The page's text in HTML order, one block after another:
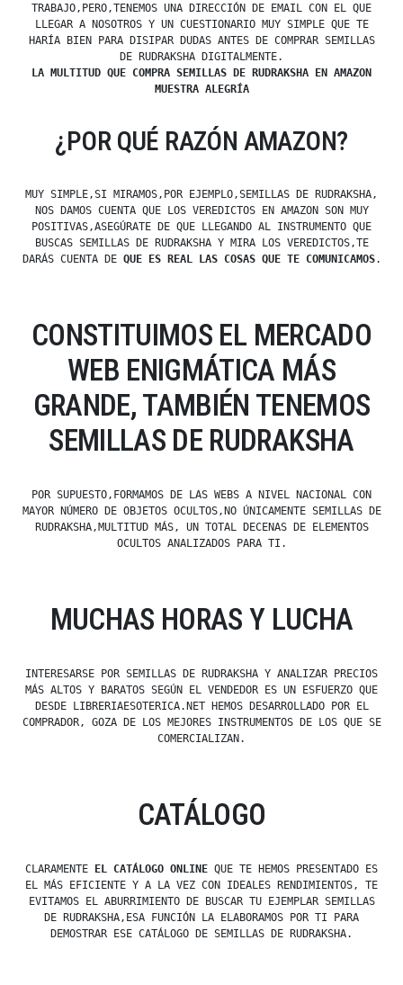
TRABAJO,PERO,TENEMOS UNA DIRECCIÓN DE EMAIL CON EL QUE
LLEGAR A NOSOTROS Y UN CUESTIONARIO MUY SIMPLE QUE TE
HARÍA BIEN PARA DISIPAR DUDAS ANTES DE COMPRAR SEMILLAS
DE RUDRAKSHA DIGITALMENTE.
LA MULTITUD QUE COMPRA SEMILLAS DE RUDRAKSHA EN AMAZON
MUESTRA ALEGRÍA
¿POR QUÉ RAZÓN AMAZON?
MUY SIMPLE,SI MIRAMOS,POR EJEMPLO,SEMILLAS DE RUDRAKSHA,
NOS DAMOS CUENTA QUE LOS VEREDICTOS EN AMAZON SON MUY
POSITIVAS,ASEGÚRATE DE QUE LLEGANDO AL INSTRUMENTO QUE
BUSCAS SEMILLAS DE RUDRAKSHA Y MIRA LOS VEREDICTOS,TE
DARÁS CUENTA DE QUE ES REAL LAS COSAS QUE TE COMUNICAMOS.
CONSTITUIMOS EL MERCADO
WEB ENIGMÁTICA MÁS
GRANDE, TAMBIÉN TENEMOS
SEMILLAS DE RUDRAKSHA
POR SUPUESTO,FORMAMOS DE LAS WEBS A NIVEL NACIONAL CON
MAYOR NÚMERO DE OBJETOS OCULTOS,NO ÚNICAMENTE SEMILLAS DE
RUDRAKSHA,MULTITUD MÁS, UN TOTAL DECENAS DE ELEMENTOS
OCULTOS ANALIZADOS PARA TI.
MUCHAS HORAS Y LUCHA
INTERESARSE POR SEMILLAS DE RUDRAKSHA Y ANALIZAR PRECIOS
MÁS ALTOS Y BARATOS SEGÚN EL VENDEDOR ES UN ESFUERZO QUE
DESDE LIBRERIAESOTERICA.NET HEMOS DESARROLLADO POR EL
COMPRADOR, GOZA DE LOS MEJORES INSTRUMENTOS DE LOS QUE SE
COMERCIALIZAN.
CATÁLOGO
CLARAMENTE EL CATÁLOGO ONLINE QUE TE HEMOS PRESENTADO ES
EL MÁS EFICIENTE Y A LA VEZ CON IDEALES RENDIMIENTOS, TE
EVITAMOS EL ABURRIMIENTO DE BUSCAR TU EJEMPLAR SEMILLAS
DE RUDRAKSHA,ESA FUNCIÓN LA ELABORAMOS POR TI PARA
DEMOSTRAR ESE CATÁLOGO DE SEMILLAS DE RUDRAKSHA.